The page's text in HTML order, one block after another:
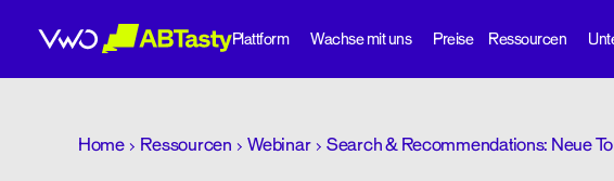
Plattform Wachse mit uns Preise Ressourcen
Home Ressourcen Webinar Search & Recommendations: Neue